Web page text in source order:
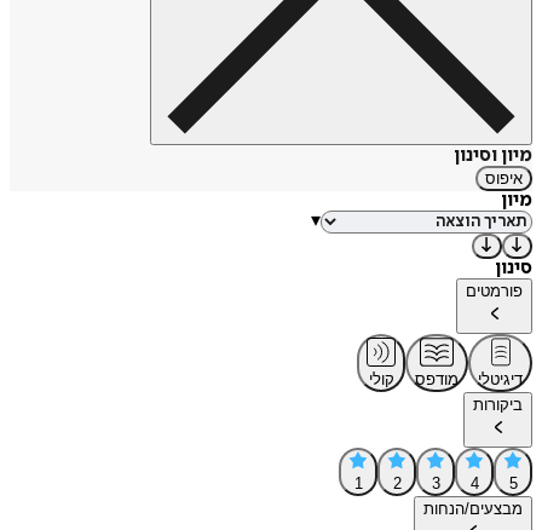
מיון וסינון
איפוס
מיון
▾
סינון
פורמטים
דיגיטלי מודפס
קולי
ביקורות
5
4
3
2
1
מבצעים/הנחות